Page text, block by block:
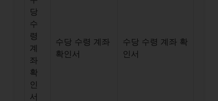
당
수
령
계
좌
확
인
서
수당 수령 계좌
확인서
수당 수령 계좌 확
인서